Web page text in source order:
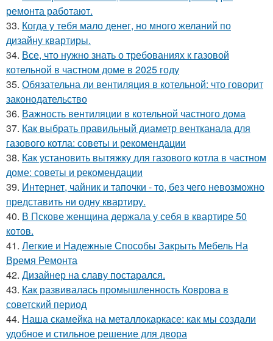
ремонта работают.
33. Когда у тебя мало денег, но много желаний по
дизайну квартиры.
34. Все, что нужно знать о требованиях к газовой
котельной в частном доме в 2025 году
35. Обязательна ли вентиляция в котельной: что говорит
законодательство
36. Важность вентиляции в котельной частного дома
37. Как выбрать правильный диаметр вентканала для
газового котла: советы и рекомендации
38. Как установить вытяжку для газового котла в частном
доме: советы и рекомендации
39. Интернет, чайник и тапочки - то, без чего невозможно
представить ни одну квартиру.
40. В Пскове женщина держала у себя в квартире 50
котов.
41. Легкие и Надежные Способы Закрыть Мебель На
Время Ремонта
42. Дизайнер на славу постарался.
43. Как развивалась промышленность Коврова в
советский период
44. Наша скамейка на металлокаркасе: как мы создали
удобное и стильное решение для двора